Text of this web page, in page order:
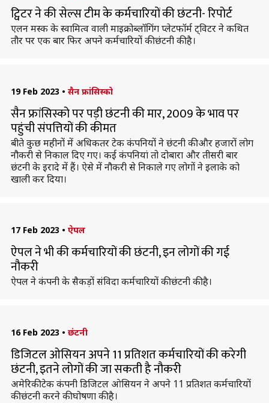
ट्विटर ने की सेल्स टीम के कर्मचारियों की छंटनी- रिपोर्ट
एलन मस्क के स्वामित्व वाली माइक्रोब्लॉगिंग प्लेटफॉर्म ट्विटर ने कथित
तौर पर एक बार फिर अपने कर्मचारियों की छंटनी की है।
19 Feb 2023 • सैन फ्रांसिस्को
सैन फ्रांसिस्को पर पड़ी छंटनी की मार, 2009 के भाव पर
पहुंची संपत्तियों की कीमत
बीते कुछ महीनों में अधिकतर टेक कंपनियों ने छंटनी की और हजारों लोग
नौकरी से निकाल दिए गए। कई कंपनियां तो दोबारा और तीसरी बार
छंटनी के इरादे में हैं। ऐसे में नौकरी से निकाले गए लोगों ने इलाके को
खाली कर दिया।
17 Feb 2023 • ऐपल
ऐपल ने भी की कर्मचारियों की छंटनी, इन लोगों की गई
नौकरी
ऐपल ने कंपनी के सैकड़ों संविदा कर्मचारियों की छंटनी की है।
16 Feb 2023 • छंटनी
डिजिटल ओसियन अपने 11 प्रतिशत कर्मचारियों की करेगी
छंटनी, इतने लोगों की जा सकती है नौकरी
अमेरिकी टेक कंपनी डिजिटल ओसियन ने अपने 11 प्रतिशत कर्मचारियों
की छंटनी करने की घोषणा की है।